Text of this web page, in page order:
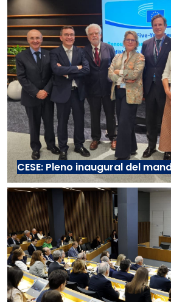
CESE: Pleno inaugural del